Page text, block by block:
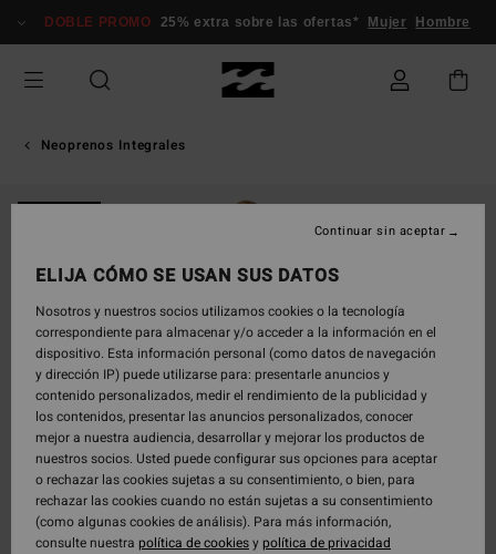
información
DOBLE PROMO 25% extra sobre las ofertas* Mujer Hombre
Neoprenos Integrales
ELIJA CÓMO SE USAN SUS DATOS
Nosotros y nuestros socios utilizamos cookies o la tecnología
correspondiente para almacenar y/o acceder a la información en el
dispositivo. Esta información personal (como datos de navegación
y dirección IP) puede utilizarse para: presentarle anuncios y
contenido personalizados, medir el rendimiento de la publicidad y
los contenidos, presentar las anuncios personalizados, conocer
mejor a nuestra audiencia, desarrollar y mejorar los productos de
nuestros socios. Usted puede configurar sus opciones para aceptar
o rechazar las cookies sujetas a su consentimiento, o bien, para
rechazar las cookies cuando no están sujetas a su consentimiento
(como algunas cookies de análisis). Para más información,
consulte nuestra política de cookiesypolítica de privacidad
Continuar sin aceptar